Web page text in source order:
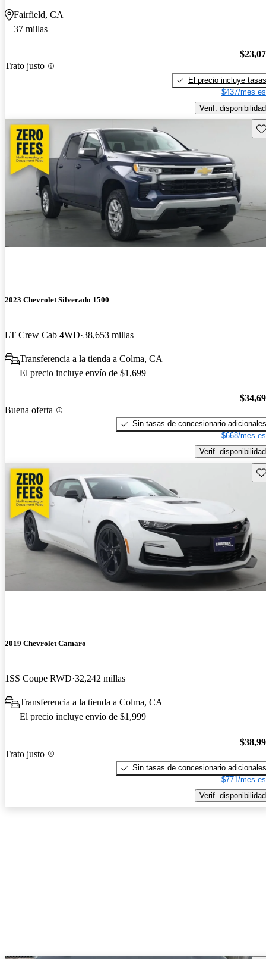
Fairfield, CA
37 millas
Trato justo
El precio incluye tasas
$437/mes
Verif. disponibilidad
2023 Chevrolet Silverado 1500
LT Crew Cab 4WD 38,653 millas
Transferencia a la tienda a Colma, CA
El precio incluye envío de $1,699
Buena oferta
Sin tasas de concesionario adicionales
$668/mes
Verif. disponibilidad
2019 Chevrolet Camaro
1SS Coupe RWD 32,242 millas
Transferencia a la tienda a Colma, CA
El precio incluye envío de $1,999
Trato justo
Sin tasas de concesionario adicionales
$771/mes
Verif. disponibilidad